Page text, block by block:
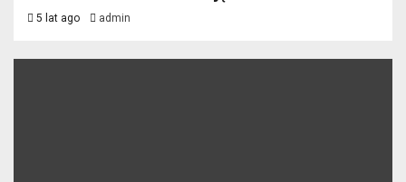
5 lat ago admin